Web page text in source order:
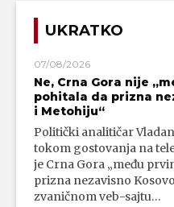
UKRATKO
07/08/2026
Ne, Crna Gora nije
pohitala da prizna
i Metohiju“
Politički analitičar
tokom gostovanja na
je Crna Gora „među
prizna nezavisno
zvaničnom veb-sajtu…